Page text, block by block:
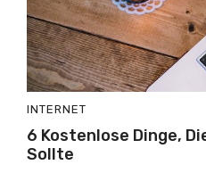
INTERNET
6 Kostenlose Dinge,
Sollte